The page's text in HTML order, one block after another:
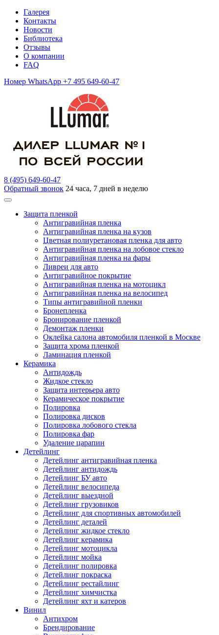
Галерея
Контакты
Новости
Библиотека
Отзывы
О компании
FAQ
Номер WhatsApp +7 495 649-60-47
8 (495) 649-60-47
Обратный звонок 24 часа, 7 дней в неделю
Защита пленкой
Антигравийная пленка
Антигравийная пленка на кузов
Цветная полиуретановая пленка для авто
Антигравийная пленка на лобовое стекло
Антигравийная пленка на фары
Ливреи для авто
Антигравийное покрытие
Антигравийная пленка на мотоцикл
Антигравийная пленка на велосипед
Типы антигравийной пленки
Бронепленка
Бронирование пленкой
Демонтаж пленки
Оклейка салона автомобиля пленкой в Москве
Защита хрома пленкой
Ламинация пленкой
Керамика
Антидождь
Жидкое стекло
Защита интерьера авто
Керамическое покрытие
Полировка
Полировка дисков
Полировка лобового стекла
Полировка фар
Удаление царапин
Детейлинг
Детейлинг антигравийная пленка
Детейлинг антидождь
Детейлинг БУ авто
Детейлинг велосипеда
Детейлинг выездной
Детейлинг грузовиков
Детейлинг для спортивных автомобилей
Детейлинг деталей
Детейлинг жидкое стекло
Детейлинг керамика
Детейлинг мотоцикла
Детейлинг мойка
Детейлинг полировка
Детейлинг покраска
Детейлинг рестайлинг
Детейлинг химчистка
Детейлинг яхт и катеров
Винил
Антихром
Брендирование